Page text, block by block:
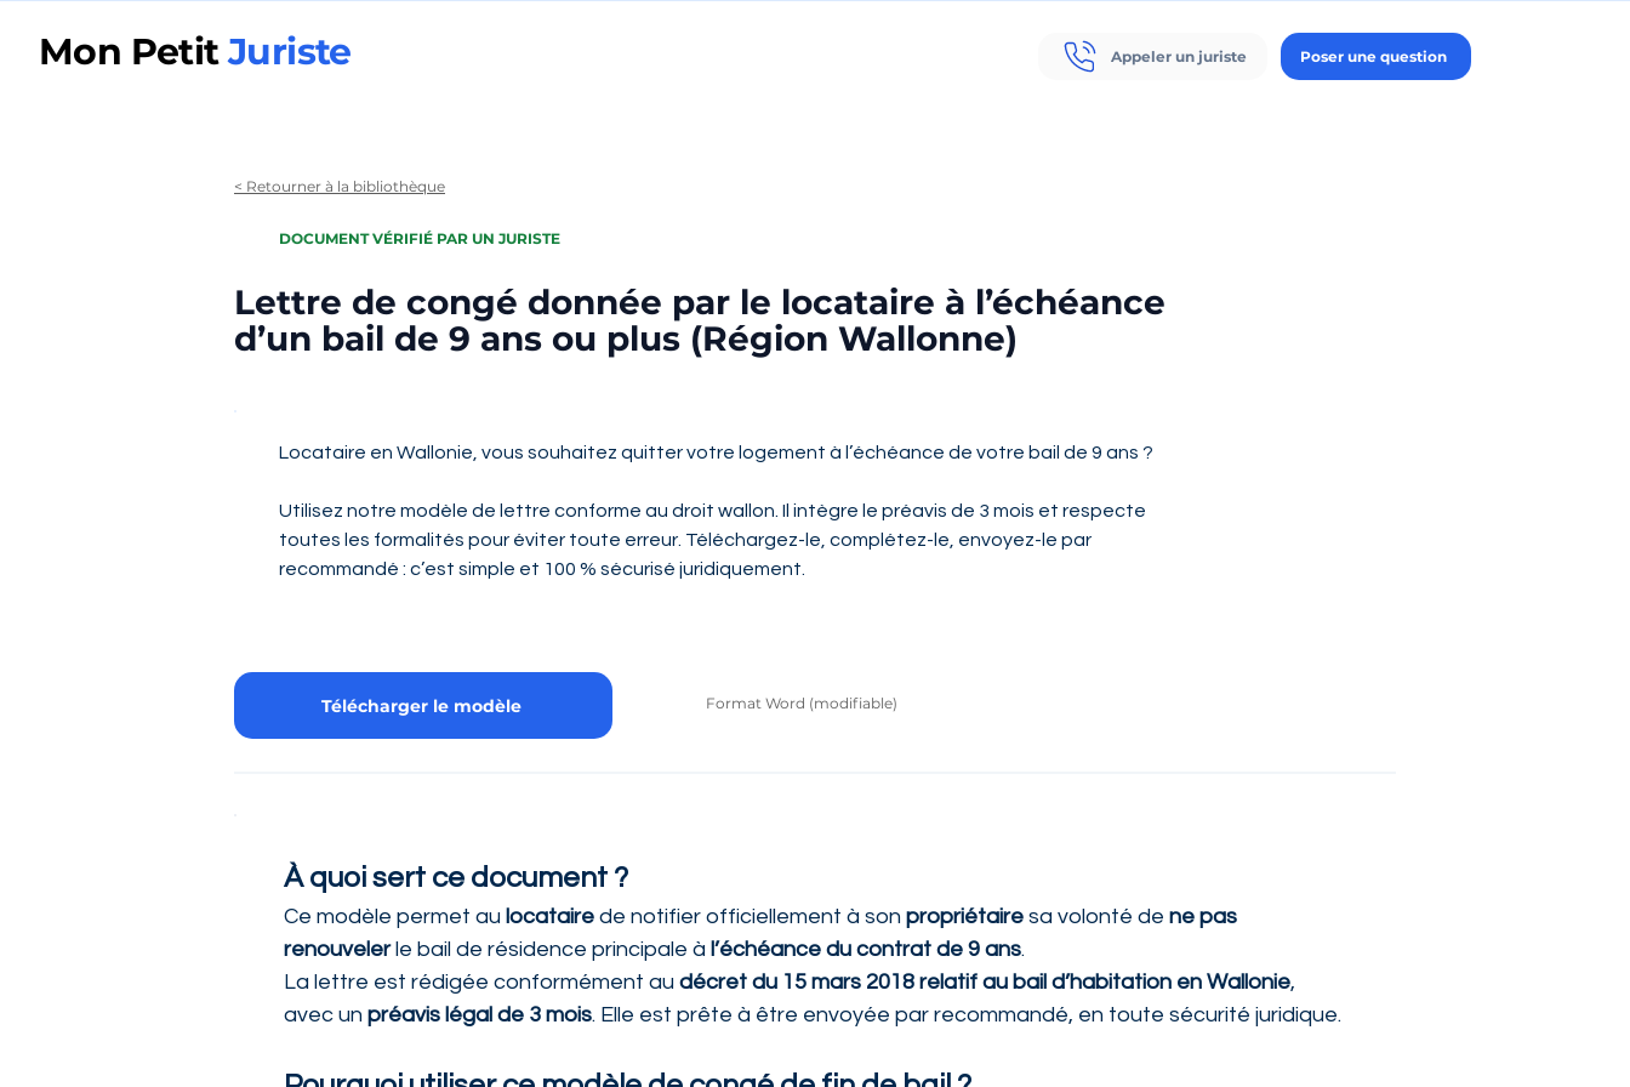
Mon PetitJuriste Appeler un juriste Poser une question
< Retourner à la bibliothèque
DOCUMENT VÉRIFIÉ PAR UN JURISTE
Lettre de congé donnée par le locataire à l’échéance
d’un bail de 9 ans ou plus (Région Wallonne)
Locataire en Wallonie, vous souhaitez quitter votre logement à l’échéance de votre bail de 9 ans ?
Utilisez notre modèle de lettre conforme au droit wallon. Il intègre le préavis de 3 mois et respecte
toutes les formalités pour éviter toute erreur. Téléchargez-le, complétez-le, envoyez-le par
recommandé : c’est simple et 100 % sécurisé juridiquement.
Télécharger le modèle Format Word (modifiable)
À quoi sert ce document ?
Ce modèle permet au locataire de notifier officiellement à son propriétaire sa volonté de ne pas
renouveler le bail de résidence principale à l’échéance du contrat de 9 ans.
La lettre est rédigée conformément au décret du 15 mars 2018 relatif au bail d’habitation en Wallonie,
avec un préavis légal de 3 mois. Elle est prête à être envoyée par recommandé, en toute sécurité juridique.